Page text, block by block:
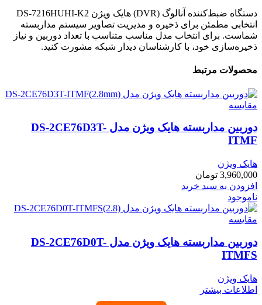
دستگاه ضبط‌کننده آنالوگ (DVR) هایک ویژن DS-7216HUHI-K2
انتخابی مطمئن برای ذخیره و مدیریت تصاویر سیستم مداربسته
شماست. برای انتخاب مدل مناسب متناسب با تعداد دوربین و نیاز
ذخیره‌سازی خود، با کارشناسان دیدار شبکه مشورت کنید.
محصولات مرتبط
مقایسه
دوربین مداربسته هایک ویژن مدل DS-2CE76D3T-
ITMF
هایک ویژن
3,960,000 تومان
افزودن به سبد خرید
ناموجود
مقایسه
دوربین مداربسته هایک ویژن مدل DS-2CE76D0T-
ITMFS
هایک ویژن
اطلاعات بیشتر